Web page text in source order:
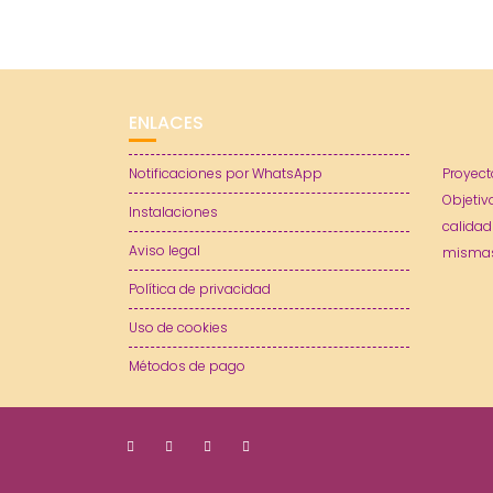
ENLACES
Notificaciones por WhatsApp
Instalaciones
Aviso legal
Política de privacidad
Uso de cookies
Métodos de pago
calidad